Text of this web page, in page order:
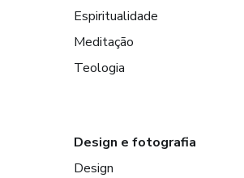
Espiritualidade
Meditação
Teologia
Design e fotografia
Design